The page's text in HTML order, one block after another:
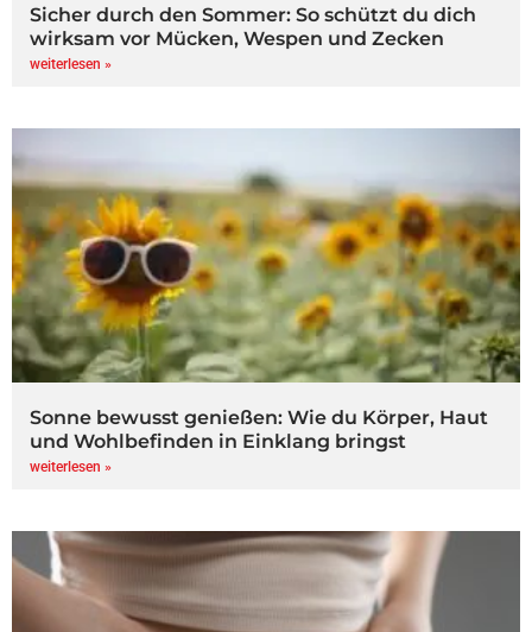
Sicher durch den Sommer: So schützt du dich
wirksam vor Mücken, Wespen und Zecken
weiterlesen »
Sonne bewusst genießen: Wie du Körper, Haut
und Wohlbefinden in Einklang bringst
weiterlesen »